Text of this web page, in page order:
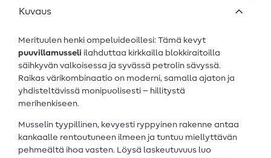
Kuvaus
Merituulen henki ompeluideoillesi: Tämä kevyt
puuvillamusseli ilahduttaa kirkkailla blokkiraitoilla
säihkyvän valkoisessa ja syvässä petrolin sävyssä.
Raikas värikombinaatio on moderni, samalla ajaton ja
yhdisteltävissä monipuolisesti – hillitystä
merihenkiseen.
Musselin tyypillinen, kevyesti ryppyinen rakenne antaa
kankaalle rentoutuneen ilmeen ja tuntuu miellyttävän
pehmeältä ihoa vasten. Löysä laskeutuvuus luo